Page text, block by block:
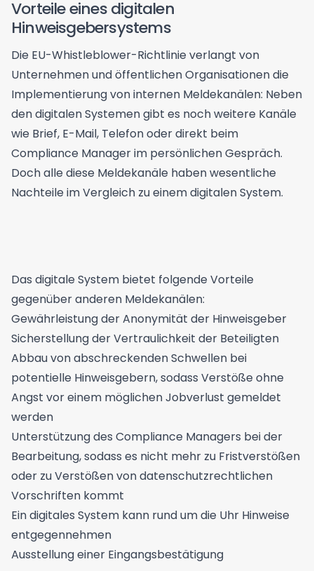
Vorteile eines digitalen
Hinweisgebersystems
Die EU-Whistleblower-Richtlinie verlangt von
Unternehmen und öffentlichen Organisationen die
Implementierung von internen Meldekanälen: Neben
den digitalen Systemen gibt es noch weitere Kanäle
wie Brief, E-Mail, Telefon oder direkt beim
Compliance Manager im persönlichen Gespräch.
Doch alle diese Meldekanäle haben wesentliche
Nachteile im Vergleich zu einem digitalen System.
Das digitale System bietet folgende Vorteile
gegenüber anderen Meldekanälen:
Gewährleistung der Anonymität der Hinweisgeber
Sicherstellung der Vertraulichkeit der Beteiligten
Abbau von abschreckenden Schwellen bei
potentielle Hinweisgebern, sodass Verstöße ohne
Angst vor einem möglichen Jobverlust gemeldet
werden
Unterstützung des Compliance Managers bei der
Bearbeitung, sodass es nicht mehr zu Fristverstößen
oder zu Verstößen von datenschutzrechtlichen
Vorschriften kommt
Ein digitales System kann rund um die Uhr Hinweise
entgegennehmen
Ausstellung einer Eingangsbestätigung